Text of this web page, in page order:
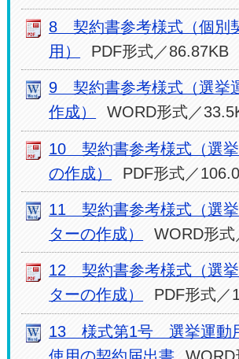
8 契約書参考様式（個別
用）
PDF形式／86.87KB
9 契約書参考様式（選挙
作成）
WORD形式／
10 契約書参考様式（選挙
の作成）
PDF形式／
11 契約書参考様式（選挙
ターの作成）
WORD形
12 契約書参考様式（選
ターの作成）
PDF形式／
13 様式第1号 選挙運動